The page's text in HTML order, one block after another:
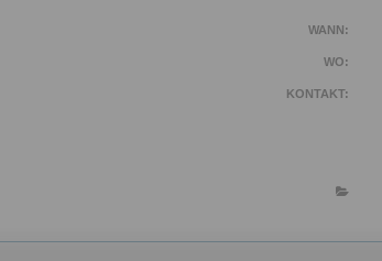
WANN:
WO:
KONTAKT: